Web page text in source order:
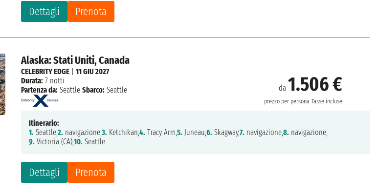
Dettagli Prenota
Alaska: Stati Uniti, Canada
da 1.506 €
prezzo per persona Tasse incluse
Dettagli Prenota
CELEBRITY EDGE |11 GIU 2027
Durata: 7 notti
Partenza da: Seattle Sbarco: Seattle
Itinerario:
1. Seattle,2. navigazione,3. Ketchikan,4. Tracy Arm,5. Juneau,6. Skagway,7. navigazione,8. navigazione,
9. Victoria (CA),10. Seattle